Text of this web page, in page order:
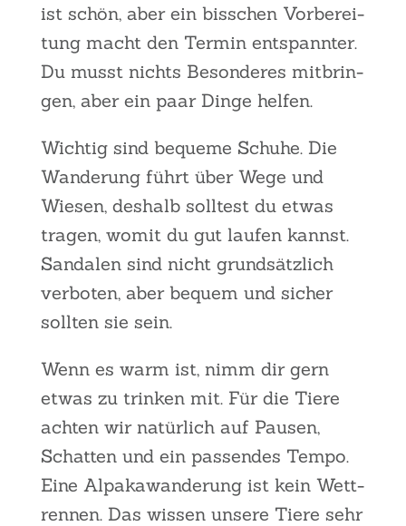
ist schön, aber ein biss­chen Vor­be­rei­
tung macht den Ter­min ent­spann­ter.
Du musst nichts Beson­de­res mit­brin­
gen, aber ein paar Din­ge hel­fen.
Wich­tig sind beque­me Schu­he. Die
Wan­de­rung führt über Wege und
Wie­sen, des­halb soll­test du etwas
tra­gen, womit du gut lau­fen kannst.
San­da­len sind nicht grund­sätz­lich
ver­bo­ten, aber bequem und sicher
soll­ten sie sein.
Wenn es warm ist, nimm dir gern
etwas zu trin­ken mit. Für die Tie­re
ach­ten wir natür­lich auf Pau­sen,
Schat­ten und ein pas­sen­des Tem­po.
Eine Alpa­ka­wan­de­rung ist kein Wett­
ren­nen. Das wis­sen unse­re Tie­re sehr